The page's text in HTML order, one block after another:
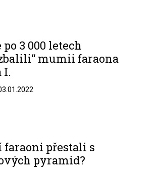
3 000 letech
mumii faraona
I.
faraoni přestali s
pyramid?